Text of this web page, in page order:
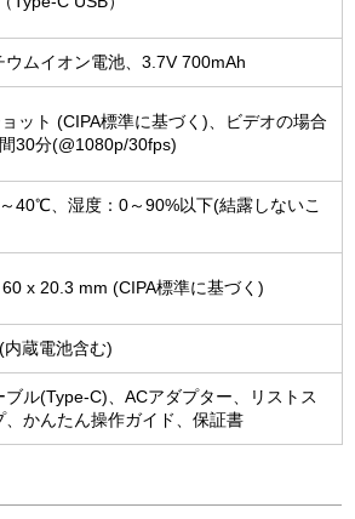
ウムイオン電池、3.7V 700mAh
ット (CIPA標準に基づく)、ビデオの場合
30分(@1080p/30fps)
40℃、湿度：0～90%以下(結露しないこ
x 20.3 mm (CIPA標準に基づく)
蔵電池含む)
ブル(Type-C)、ACアダプター、リストス
、かんたん操作ガイド、保証書